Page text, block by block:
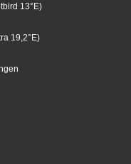
13°E)
19,2°E)